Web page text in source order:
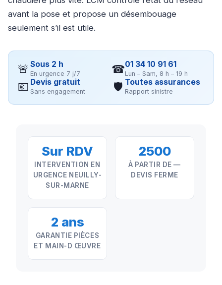
avant la pose et propose un désembouage
seulement s’il est utile.
🚨 Sous 2 h
En urgence 7 j/7 ☎01 34 10 91 61
Lun – Sam, 8 h – 19 h
💶 Devis gratuit
Sans engagement 🛡 Toutes assurances
Rapport sinistre
Sur RDV
INTERVENTION EN
URGENCE NEUILLY-
SUR-MARNE
2500
À PARTIR DE —
DEVIS FERME
2 ans
GARANTIE PIÈCES
ET MAIN-D ŒUVRE